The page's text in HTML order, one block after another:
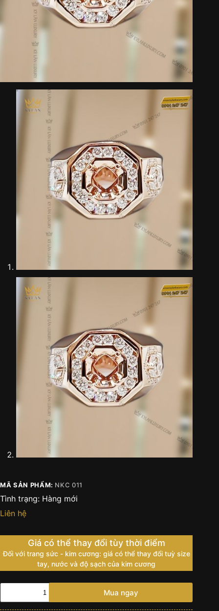
MÃ SẢN PHẨM: NKC 011
Tình trạng: Hàng mới
Liên hệ
Giá có thể thay đổi tùy thời điểm
Đối với trang sức - kim cương: giá có thể thay đổi tuỳ size
tay, nước và độ sạch của kim cương
Nhẫn
Mua ngay